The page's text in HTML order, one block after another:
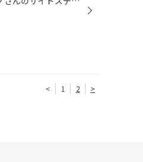
< 1 2 >